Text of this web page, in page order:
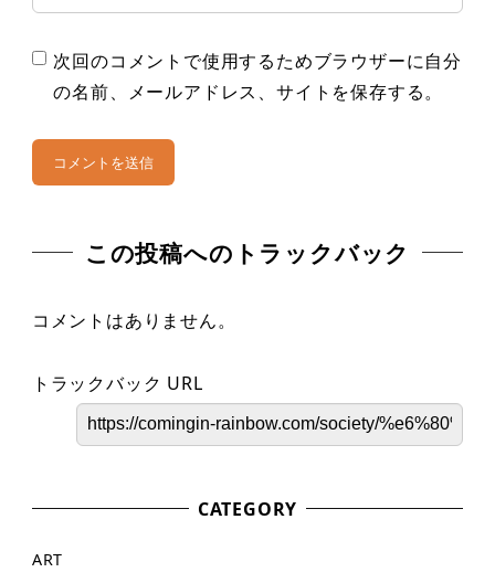
次回のコメントで使用するためブラウザーに自分
の名前、メールアドレス、サイトを保存する。
この投稿へのトラックバック
コメントはありません。
トラックバック URL
CATEGORY
ART